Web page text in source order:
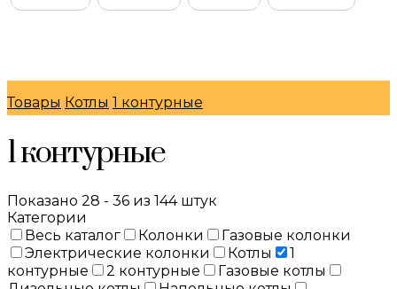
Товары Котлы 1 контурные
1 контурные
Показано 28 - 36 из 144 штук
Категории
Весь каталог
Колонки
Газовые колонки
Электрические колонки
Котлы
1
контурные
2 контурные
Газовые котлы